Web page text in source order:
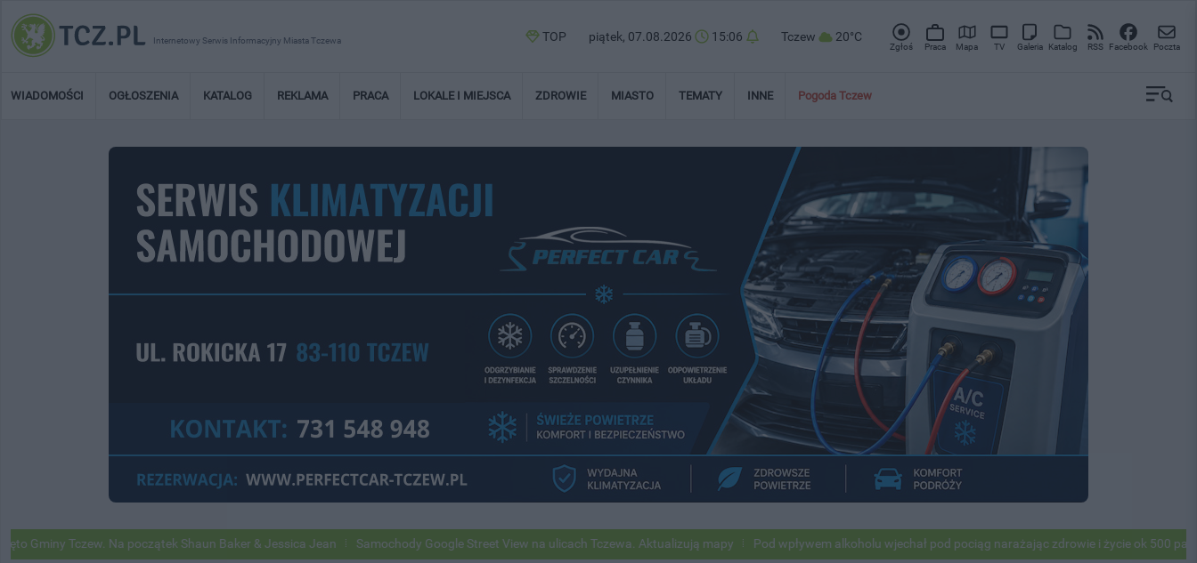
Internetowy Serwis Informacyjny Miasta Tczewa TOP piątek, 07.08.2026 15:06 Tczew 20°C
Zgłoś Praca Mapa TV Galeria Katalog RSS Facebook Poczta
WIADOMOŚCI OGŁOSZENIA KATALOG REKLAMA PRACA LOKALE I MIEJSCA ZDROWIE MIASTO TEMATY INNE Pogoda Tczew
Gminy Tczew. Na początek Shaun Baker & Jessica Jean Samochody Google Street View na ulicach Tczewa. Aktualizują mapy Pod wpływem alkoholu wjechał pod pociąg narażając zdrowie i życie ok 500